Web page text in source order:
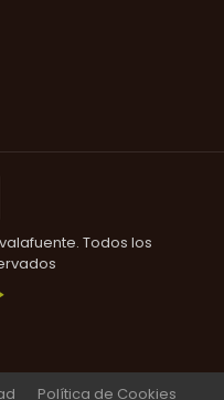
Todos los
Política de Cookies